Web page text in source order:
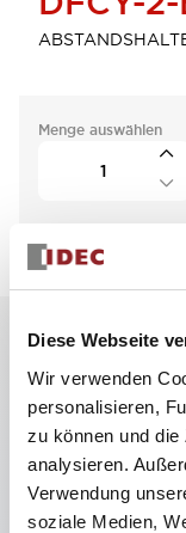
Diese Webseite
Wir verwenden
personalisieren,
zu können und
analysieren.
Verwendung
soziale Medien,
Menge auswählen
Durch die
Leiterplatten
Staubdichtes